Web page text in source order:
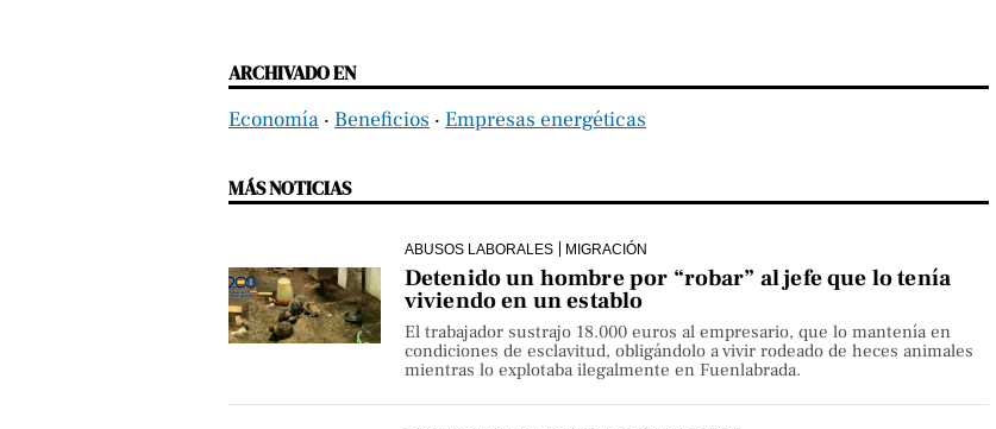
ARCHIVADO EN
Economía ‧ Beneficios ‧ Empresas energéticas
MÁS NOTICIAS
ABUSOS LABORALES MIGRACIÓN
Detenido un hombre por “robar” al jefe que lo tenía
viviendo en un establo
El trabajador sustrajo 18.000 euros al empresario, que lo mantenía en
condiciones de esclavitud, obligándolo a vivir rodeado de heces animales
mientras lo explotaba ilegalmente en Fuenlabrada.